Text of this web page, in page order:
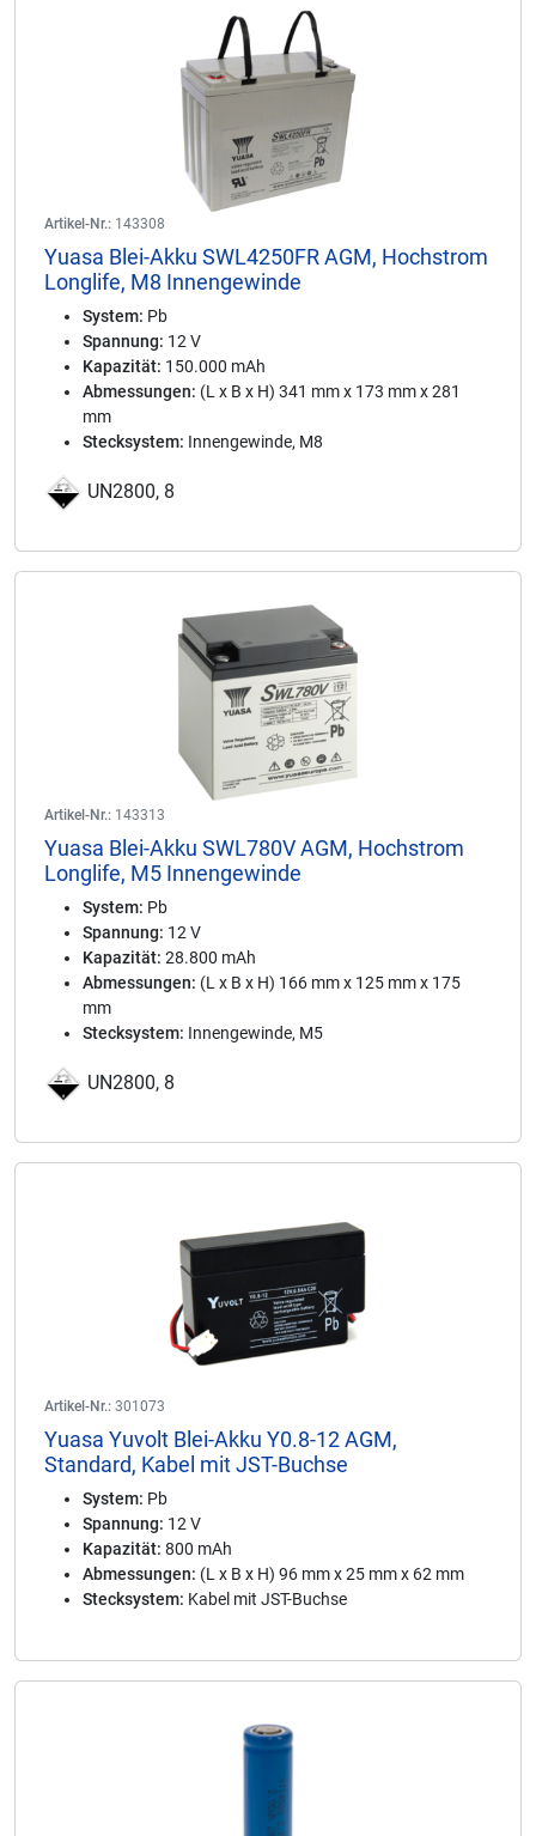
Artikel-Nr.: 143308
Yuasa Blei-Akku SWL4250FR AGM, Hochstrom
Longlife, M8 Innengewinde
System: Pb
Spannung: 12 V
Kapazität: 150.000 mAh
Abmessungen: (L x B x H) 341 mm x 173 mm x 281
mm
Stecksystem: Innengewinde, M8
UN2800, 8
Artikel-Nr.: 143313
Yuasa Blei-Akku SWL780V AGM, Hochstrom
Longlife, M5 Innengewinde
System: Pb
Spannung: 12 V
Kapazität: 28.800 mAh
Abmessungen: (L x B x H) 166 mm x 125 mm x 175
mm
Stecksystem: Innengewinde, M5
UN2800, 8
Artikel-Nr.: 301073
Yuasa Yuvolt Blei-Akku Y0.8-12 AGM,
Standard, Kabel mit JST-Buchse
System: Pb
Spannung: 12 V
Kapazität: 800 mAh
Abmessungen: (L x B x H) 96 mm x 25 mm x 62 mm
Stecksystem: Kabel mit JST-Buchse